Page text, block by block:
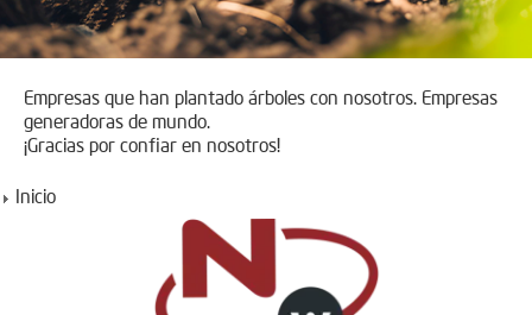
Empresas que han plantado árboles con nosotros. Empresas
generadoras de mundo.
¡Gracias por confiar en nosotros!
Inicio